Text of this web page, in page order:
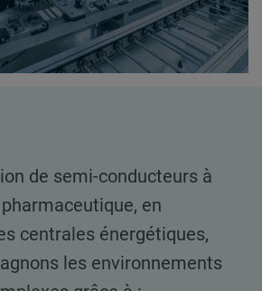
de semi-conducteurs à
en
centrales énergétiques,
les environnements